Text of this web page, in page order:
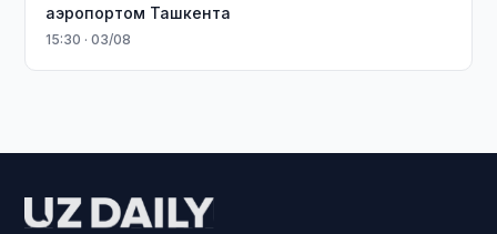
аэропортом Ташкента
15:30 · 03/08